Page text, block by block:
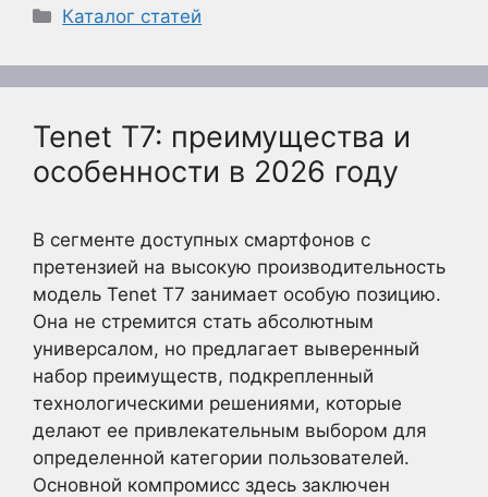
Рубрики
Каталог статей
Tenet T7: преимущества и
особенности в 2026 году
В сегменте доступных смартфонов с
претензией на высокую производительность
модель Tenet T7 занимает особую позицию.
Она не стремится стать абсолютным
универсалом, но предлагает выверенный
набор преимуществ, подкрепленный
технологическими решениями, которые
делают ее привлекательным выбором для
определенной категории пользователей.
Основной компромисс здесь заключен